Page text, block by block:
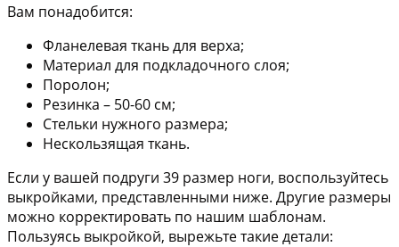
Вам понадобится:
Фланелевая ткань для верха;
Материал для подкладочного слоя;
Поролон;
Резинка – 50-60 см;
Стельки нужного размера;
Нескользящая ткань.
Если у вашей подруги 39 размер ноги, воспользуйтесь
выкройками, представленными ниже. Другие размеры
можно корректировать по нашим шаблонам.
Пользуясь выкройкой, вырежьте такие детали: